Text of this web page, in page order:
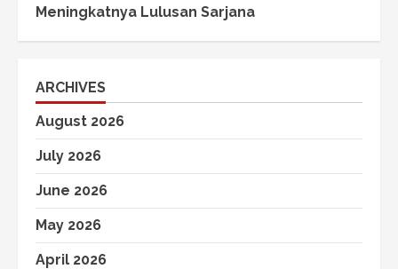
Meningkatnya Lulusan Sarjana
ARCHIVES
August 2026
July 2026
June 2026
May 2026
April 2026